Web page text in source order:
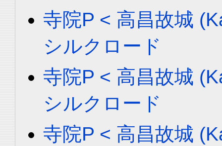
寺院P < 高昌故城
シルクロード
寺院P < 高昌故城
シルクロード
寺院P < 高昌故城